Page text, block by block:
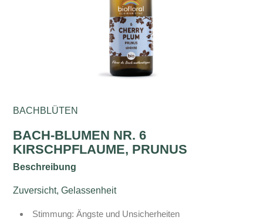
BACHBLÜTEN
BACH-BLUMEN NR. 6
KIRSCHPFLAUME, PRUNUS
Beschreibung
Zuversicht, Gelassenheit
Stimmung: Ängste und Unsicherheiten